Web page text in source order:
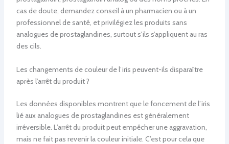
cas de doute, demandez conseil à un pharmacien ou à un
professionnel de santé, et privilégiez les produits sans
analogues de prostaglandines, surtout s’ils s’appliquent au ras
des cils.
Les changements de couleur de l’iris peuvent-ils disparaître
après l’arrêt du produit ?
Les données disponibles montrent que le foncement de l’iris
lié aux analogues de prostaglandines est généralement
irréversible. L’arrêt du produit peut empêcher une aggravation,
mais ne fait pas revenir la couleur initiale. C’est pour cela que